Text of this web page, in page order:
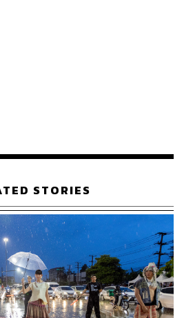
กร
ลือกตั้ง 2569 :ข่าวล่าสุด บท
ง และ รายงานสด ผลการเลือกตั้ง
https://thestandard.co/election256
STORIES